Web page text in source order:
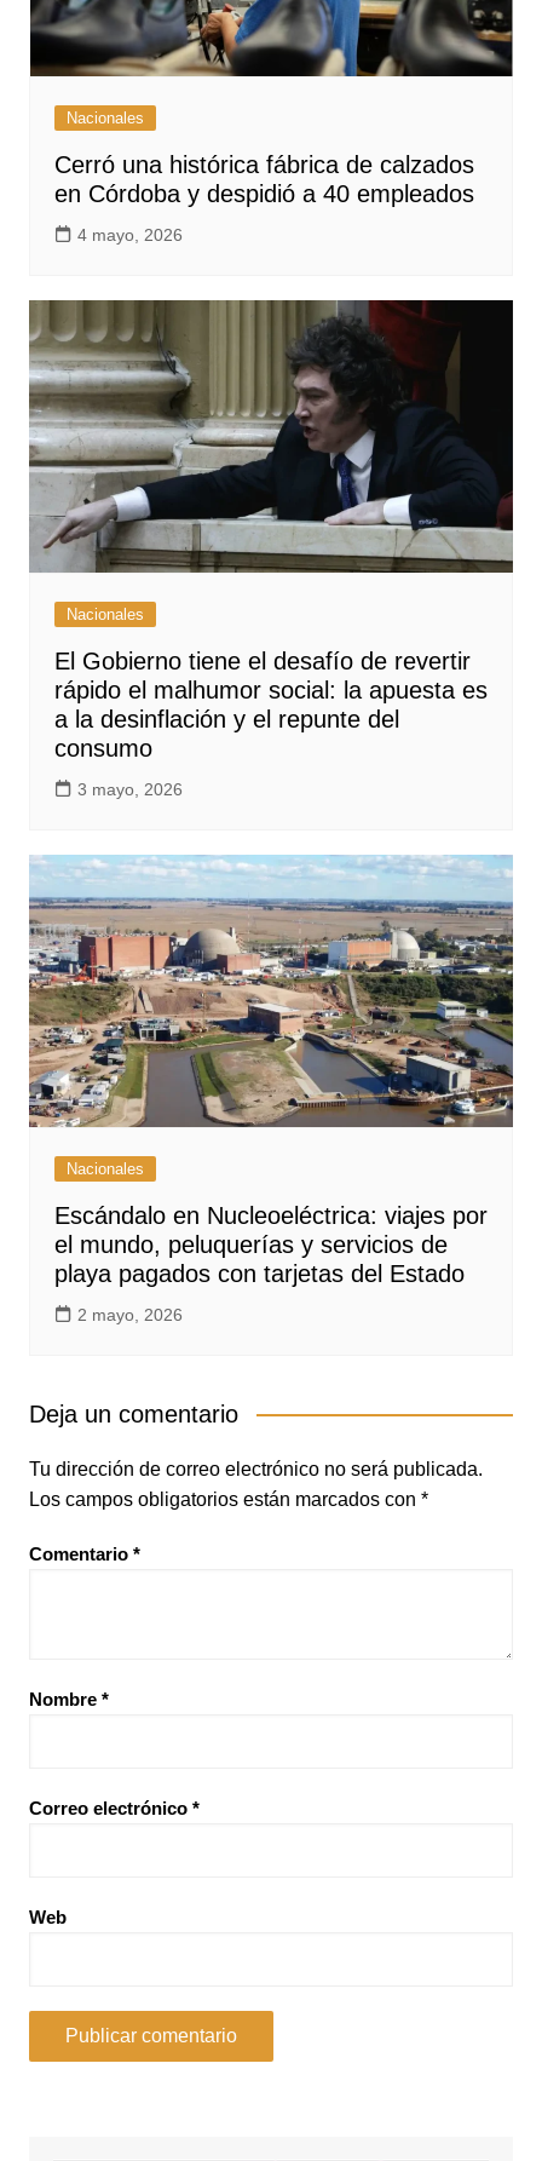
Nacionales
Cerró una histórica fábrica de calzados
en Córdoba y despidió a 40 empleados
4 mayo, 2026
Nacionales
El Gobierno tiene el desafío de revertir
rápido el malhumor social: la apuesta es
a la desinflación y el repunte del
consumo
3 mayo, 2026
Nacionales
Escándalo en Nucleoeléctrica: viajes por
el mundo, peluquerías y servicios de
playa pagados con tarjetas del Estado
2 mayo, 2026
Deja un comentario
Tu dirección de correo electrónico no será publicada.
Los campos obligatorios están marcados con *
Comentario *
Nombre *
Correo electrónico *
Web